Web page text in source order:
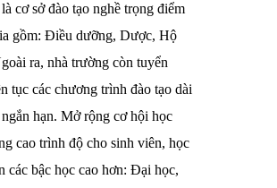
cơ sở đào tạo nghề trọng điểm
gồm: Điều dưỡng, Dược, Hộ
ra, nhà trường còn tuyển
tục các chương trình đào tạo dài
hạn. Mở rộng cơ hội học
cao trình độ cho sinh viên, học
các bậc học cao hơn: Đại học,